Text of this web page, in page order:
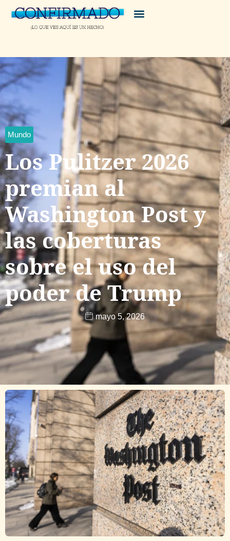
Mundo
Los Pulitzer 2026
premian al
Washington Post y
las coberturas
sobre el uso del
poder de Trump
mayo 5, 2026